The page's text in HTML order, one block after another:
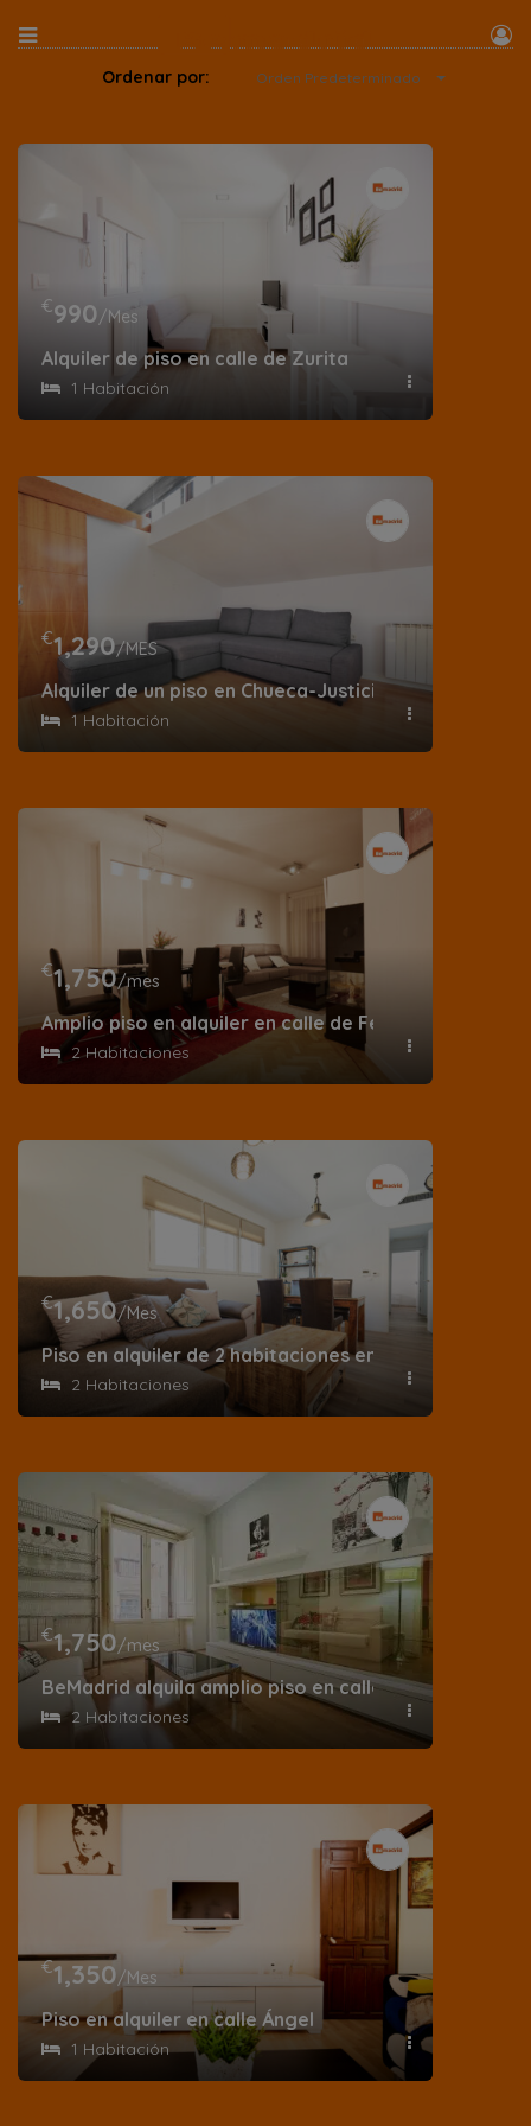
Ordenar por: Orden Predeterminado
€990/Mes
Alquiler de piso en calle de Zurita
1 Habitación
€1,290/MES
Alquiler de un piso en Chueca-Justicia, en calle San
1 Habitación
€1,750/mes
Amplio piso en alquiler en calle de Federico Moreno
2 Habitaciones
€1,650/Mes
Piso en alquiler de 2 habitaciones en calle Barrilero
2 Habitaciones
€1,750/mes
BeMadrid alquila amplio piso en calle del Príncipe –
2 Habitaciones
€1,350/Mes
Piso en alquiler en calle Ángel
1 Habitación